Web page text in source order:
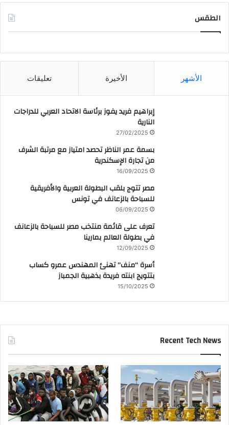
الطقس
الأشهر الأخيرة تعليقات
إبراهيم فريد يفوز برئاسة الاتحاد العربي للدراجات
النارية
27/02/2025
بسمة عمر الناظر تحصد امتياز مع مرتبة الشرف
من تجارة الإسكندرية
16/09/2025
مصر تتوج بلقب البطولة العربية والأفريقية
للسباحة بالزعانف في تونس
06/09/2025
تعرف على قائمة منتخب مصر للسباحة بالزعانف
في بطولة العالم بمارينا
12/09/2025
أسرة “منف” تهنئ المهندس عمرو كساب
بتتويج ابنته فريدة بذهبية الجمباز
15/10/2025
Recent Tech News